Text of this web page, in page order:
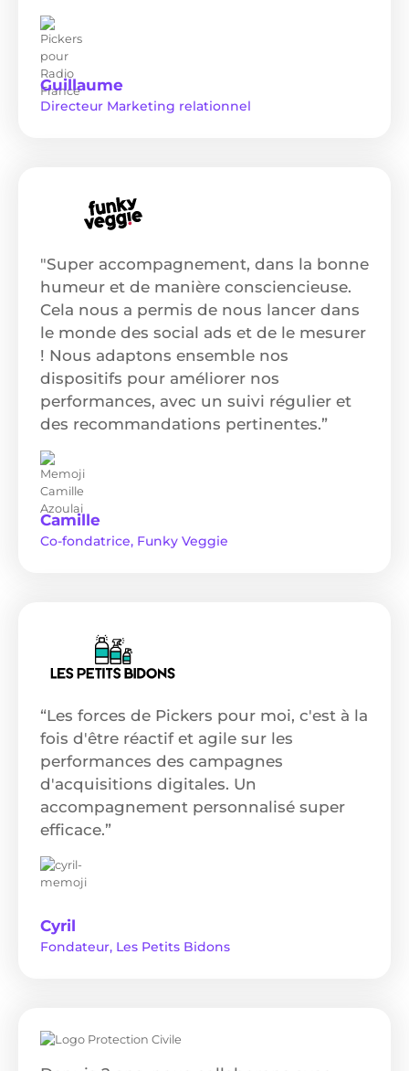
Guillaume
Directeur Marketing relationnel
"Super accompagnement, dans la bonne
humeur et de manière consciencieuse.
Cela nous a permis de nous lancer dans
le monde des social ads et de le mesurer
! Nous adaptons ensemble nos
dispositifs pour améliorer nos
performances, avec un suivi régulier et
des recommandations pertinentes.”
Camille
Co-fondatrice, Funky Veggie
“Les forces de Pickers pour moi, c'est à la
fois d'être réactif et agile sur les
performances des campagnes
d'acquisitions digitales. Un
accompagnement personnalisé super
efficace.”
Cyril
Fondateur, Les Petits Bidons